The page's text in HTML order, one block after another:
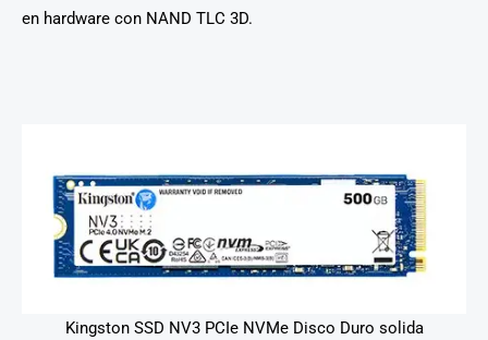
en hardware con NAND TLC 3D.
Kingston SSD NV3 PCIe NVMe Disco Duro solida